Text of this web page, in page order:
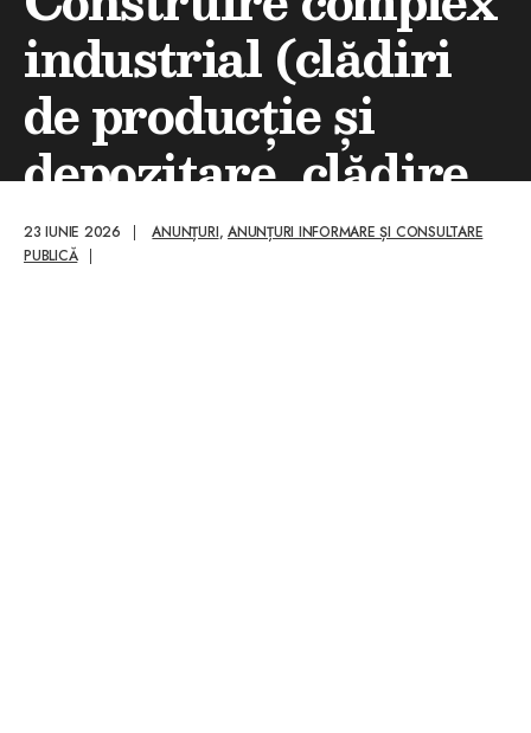
industrial (clădiri
de producție și
depozitare, clădire
administrativă și
anexe tehnic – casă
23 IUNIE 2026 | ANUNȚURI,ANUNȚURI INFORMARE ȘI CONSULTARE
PUBLICĂ |